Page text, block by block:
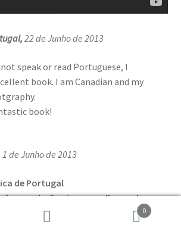
22 de Junho de 2013
speak or read Portuguese, I
book. I am Canadian and my
book!
de Junho de 2013
de Portugal
amador” entre os melhores do
0